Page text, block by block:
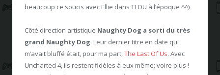
beaucoup ce soucis avec Ellie dans TLOU à l’époque ^^)
Côté direction artistique Naughty Dog a sorti du très
grand Naughty Dog. Leur dernier titre en date qui
m’avait bluffé était, pour ma part,The Last Of Us. Avec
Uncharted 4, ils restent fidèles à eux même; voire plus !